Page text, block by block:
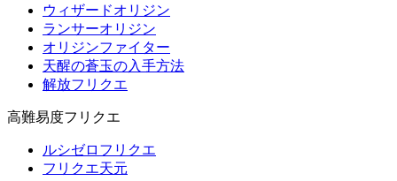
ウィザードオリジン
ランサーオリジン
オリジンファイター
天醒の蒼玉の入手方法
解放フリクエ
高難易度フリクエ
ルシゼロフリクエ
フリクエ天元